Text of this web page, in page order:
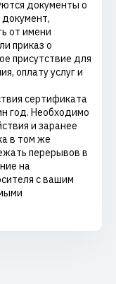
документы о
от имени
приказ о
присутствие для
оплату услуг и
сертификата
год. Необходимо
и заранее
в том же
перерывов в
на
с вашим